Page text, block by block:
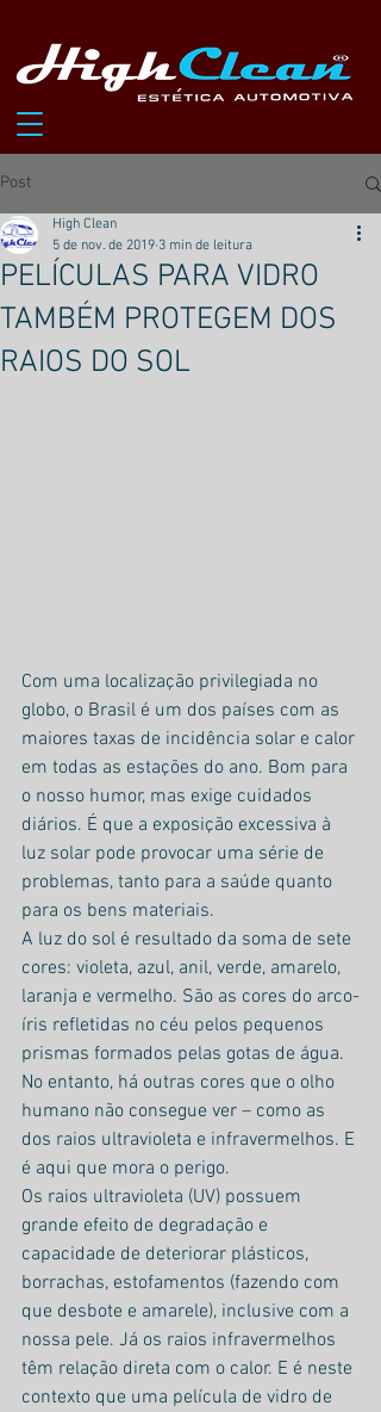
Post
PELÍCULAS PARA VIDRO
TAMBÉM PROTEGEM DOS
RAIOS DO SOL
High Clean
5 de nov. de 2019 3 min de leitura
Com uma localização privilegiada no
globo, o Brasil é um dos países com as
maiores taxas de incidência solar e calor
em todas as estações do ano. Bom para
o nosso humor, mas exige cuidados
diários. É que a exposição excessiva à
luz solar pode provocar uma série de
problemas, tanto para a saúde quanto
para os bens materiais.
A luz do sol é resultado da soma de sete
cores: violeta, azul, anil, verde, amarelo,
laranja e vermelho. São as cores do arco-
íris refletidas no céu pelos pequenos
prismas formados pelas gotas de água.
No entanto, há outras cores que o olho
humano não consegue ver – como as
dos raios ultravioleta e infravermelhos. E
é aqui que mora o perigo.
Os raios ultravioleta (UV) possuem
grande efeito de degradação e
capacidade de deteriorar plásticos,
borrachas, estofamentos (fazendo com
que desbote e amarele), inclusive com a
nossa pele. Já os raios infravermelhos
têm relação direta com o calor. E é neste
contexto que uma película de vidro de